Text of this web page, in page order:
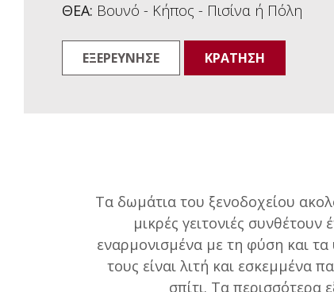
ΘΕΑ: Βουνό - Κήπος - Πισίνα ή Πόλη
ΕΞΕΡΕΥΝΗΣΕ ΚΡΑΤΗΣΗ
Τα δωμάτια του ξενοδοχείου
μικρές γειτονιές
εναρμονισμένα με τη φύση και
τους είναι λιτή και εσκεμμένα
σπίτι. Τα